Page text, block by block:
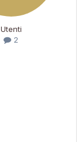
Utenti
2